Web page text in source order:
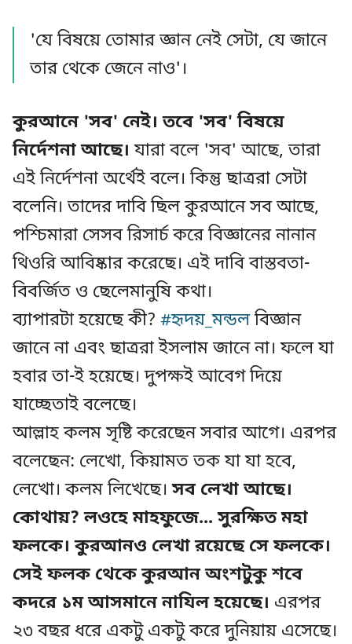
'যে বিষয়ে তোমার জ্ঞান নেই সেটা, যে জানে
তার থেকে জেনে নাও'।
কুরআনে 'সব' নেই। তবে 'সব' বিষয়ে
নির্দেশনা আছে।যারা বলে 'সব' আছে, তারা
এই নির্দেশনা অর্থেই বলে। কিন্তু ছাত্ররা সেটা
বলেনি। তাদের দাবি ছিল কুরআনে সব আছে,
পশ্চিমারা সেসব রিসার্চ করে বিজ্ঞানের নানান
থিওরি আবিষ্কার করেছে। এই দাবি বাস্তবতা-
বিবর্জিত ও ছেলেমানুষি কথা।
ব্যাপারটা হয়েছে কী? #হৃদয়_মন্ডলবিজ্ঞান
জানে না এবং ছাত্ররা ইসলাম জানে না। ফলে যা
হবার তা-ই হয়েছে। দুপক্ষই আবেগ দিয়ে
যাচ্ছেতাই বলেছে।
আল্লাহ কলম সৃষ্টি করেছেন সবার আগে। এরপর
বলেছেন: লেখো, কিয়ামত তক যা যা হবে,
লেখো। কলম লিখেছে।সব লেখা আছে।
কোথায়? লওহে মাহফুজে... সুরক্ষিত মহা
ফলকে। কুরআনও লেখা রয়েছে সে ফলকে।
সেই ফলক থেকে কুরআন অংশটুকু শবে
কদরে ১ম আসমানে নাযিল হয়েছে। এরপর
২৩ বছর ধরে একটু একটু করে দুনিয়ায় এসেছে।